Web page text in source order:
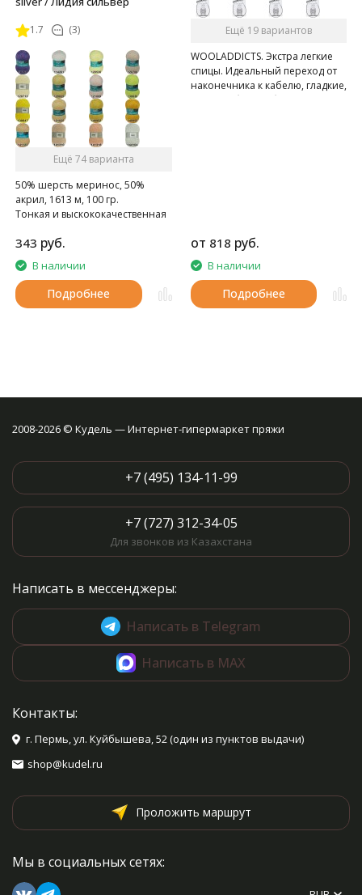
1.7 (3)
Ещё 74 варианта
50% шерсть меринос, 50%
акрил, 1613 м, 100 гр.
Тонкая и выскококачественная
343 руб.
В наличии
Подробнее
Ещё 19 вариантов
WOOLADDICTS. Экстра легкие
спицы. Идеальный переход от
наконечника к кабелю, гладкие,
очень гибкий кабель.
от 818 руб.
В наличии
Подробнее
2008-2026 © Кудель — Интернет-гипермаркет пряжи
+7 (495) 134-11-99
+7 (727) 312-34-05
Для звонков из Казахстана
Написать в мессенджеры:
Написать в Telegram
Написать в MAX
Контакты:
г. Пермь, ул. Куйбышева, 52 (один из пунктов выдачи)
shop@kudel.ru
Проложить маршрут
Мы в социальных сетях: